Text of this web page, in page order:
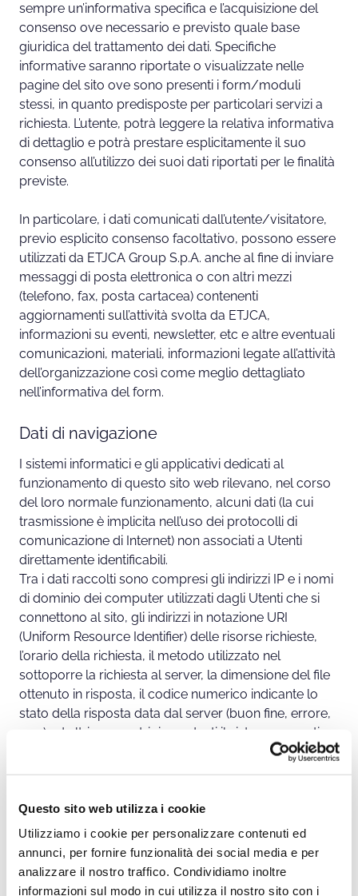
Questo sito web utilizza i cookie
Utilizziamo i cookie per personalizzare contenuti ed
annunci, per fornire funzionalità dei social media e per
analizzare il nostro traffico. Condividiamo inoltre
informazioni sul modo in cui utilizza il nostro sito con i
sempre un’informativa specifica e l’acquisizione del
consenso ove necessario e previsto quale base
giuridica del trattamento dei dati. Specifiche
informative saranno riportate o visualizzate nelle
pagine del sito ove sono presenti i form/moduli
stessi, in quanto predisposte per particolari servizi a
richiesta. L’utente, potrà leggere la relativa informativa
di dettaglio e potrà prestare esplicitamente il suo
consenso all’utilizzo dei suoi dati riportati per le finalità
previste.
In particolare, i dati comunicati dall’utente/visitatore,
previo esplicito consenso facoltativo, possono essere
utilizzati da ETJCA Group S.p.A. anche al fine di inviare
messaggi di posta elettronica o con altri mezzi
(telefono, fax, posta cartacea) contenenti
aggiornamenti sull’attività svolta da ETJCA,
informazioni su eventi, newsletter, etc e altre eventuali
comunicazioni, materiali, informazioni legate all’attività
dell’organizzazione così come meglio dettagliato
nell’informativa del form.
Dati di navigazione
I sistemi informatici e gli applicativi dedicati al
funzionamento di questo sito web rilevano, nel corso
del loro normale funzionamento, alcuni dati (la cui
trasmissione è implicita nell’uso dei protocolli di
comunicazione di Internet) non associati a Utenti
direttamente identificabili.
Tra i dati raccolti sono compresi gli indirizzi IP e i nomi
di dominio dei computer utilizzati dagli Utenti che si
connettono al sito, gli indirizzi in notazione URI
(Uniform Resource Identifier) delle risorse richieste,
l’orario della richiesta, il metodo utilizzato nel
sottoporre la richiesta al server, la dimensione del file
ottenuto in risposta, il codice numerico indicante lo
stato della risposta data dal server (buon fine, errore,
ecc.) ed altri parametri riguardanti il sistema operativo
e l’ambiente informatico utilizzato dall’Utente.
necessario, al solo fine di ricavare informazioni
statistiche anonime sull’uso del sito e per controllarne
il regolare funzionamento. Il conferimento di tali dati è
obbligatorio in quanto direttamente collegato
all’esperienza di navigazione web.